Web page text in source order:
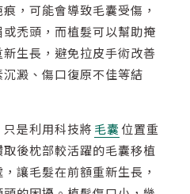
，可能會導致毛囊受傷，
禿頭，而植髮可以幫助掩
生長，避免拉皮手術改善
澱、傷口復原不佳等結
是利用科技將 毛囊 位置重
後枕部較活躍的毛囊移植
讓毛髮在前額重新生長，